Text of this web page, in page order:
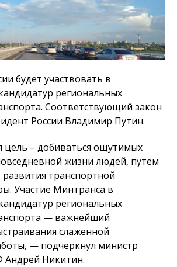
будет участвовать в
региональных
Соответствующий закон
России Владимир Путин.
– добиваться ощутимых
жизни людей, путем
транспортной
Участие Минтранса в
региональных
— важнейший
слаженной
— подчеркнул министр
Андрей Никитин.